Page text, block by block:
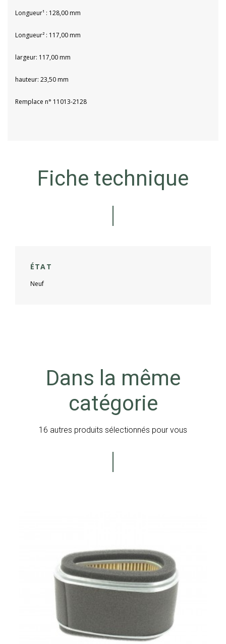
Longueur¹ : 128,00 mm
Longueur² : 117,00 mm
largeur: 117,00 mm
hauteur: 23,50 mm
Remplace n° 11013-2128
Fiche technique
ÉTAT
Neuf
Dans la même
catégorie
16 autres produits sélectionnés pour vous